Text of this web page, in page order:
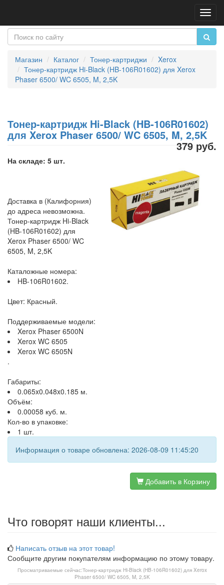
Магазин Каталог Тонер-картриджи
Xerox
Тонер-картридж Hi-Black (HB-106R01602) для Xerox
Phaser 6500/ WC 6505, M, 2,5K
Тонер-картридж Hi-Black (HB-106R01602)
для Xerox Phaser 6500/ WC 6505, M, 2,5K
379 руб.
На складе: 5 шт.
Доставка в (Калифорния)
до адреса невозможна.
Тонер-картридж Hi-Black
(HB-106R01602) для
Xerox Phaser 6500/ WC
6505, M, 2,5K
Каталожные номера:
HB-106R01602.
Цвет: Красный.
Поддерживаемые модели:
Xerox Phaser 6500N
Xerox WC 6505
Xerox WC 6505N
.
Габариты:
0.065x0.048x0.185 м.
Объём:
0.00058 куб. м.
Кол-во в упаковке:
1 шт.
Информация о товаре обновлена: 2026-08-09 11:45:20
Добавить в Корзину
Что говорят наши клиенты...
Написать отзыв на этот товар!
Сообщите другим покупателям информацию по этому товару.
Просматриваемые сейчас:Тонер-картридж Hi-Black (HB-106R01602) для Xerox
Phaser 6500/ WC 6505, M, 2,5K